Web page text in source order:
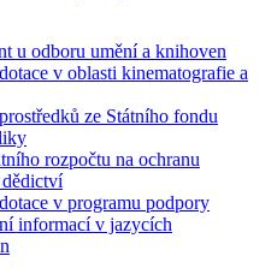
u odboru umění a knihoven
v oblasti kinematografie a
ze Státního fondu
rozpočtu na ochranu
v programu podpory
informací v jazycích